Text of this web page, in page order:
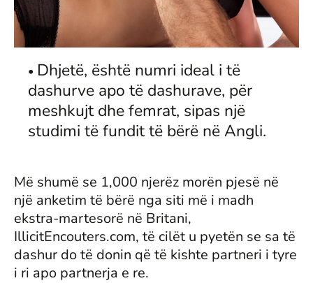
Dhjetë, është numri ideal i të
dashurve apo të dashurave, për
meshkujt dhe femrat, sipas një
studimi të fundit të bërë në Angli.
Më shumë se 1,000 njerëz morën pjesë në
një anketim të bërë nga siti më i madh
ekstra-martesorë në Britani,
IllicitEncouters.com, të cilët u pyetën se sa të
dashur do të donin që të kishte partneri i tyre
i ri apo partnerja e re.